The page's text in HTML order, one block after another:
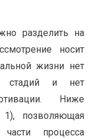
разделить на
носит
жизни нет
стадий и нет
Ниже
позволяющая
процесса